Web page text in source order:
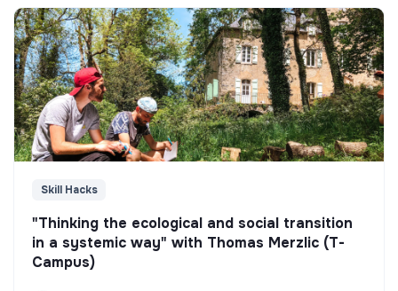
Skill Hacks
"Thinking the ecological and social transition
in a systemic way" with Thomas Merzlic (T-
Campus)